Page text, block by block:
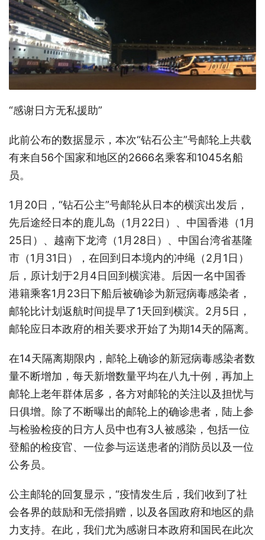
“感谢日方无私援助”
此前公布的数据显示，本次“钻石公主”号邮轮上共载
有来自56个国家和地区的2666名乘客和1045名船
员。
1月20日，“钻石公主”号邮轮从日本的横滨出发后，
先后途经日本的鹿儿岛（1月22日）、中国香港（1月
25日）、越南下龙湾（1月28日）、中国台湾省基隆
市（1月31日），在回到日本境内的冲绳（2月1日）
后，原计划于2月4日回到横滨港。后因一名中国香
港籍乘客1月23日下船后被确诊为新冠病毒感染者，
邮轮比计划返航时间提早了1天回到横滨。2月5日，
邮轮应日本政府的相关要求开始了为期14天的隔离。
在14天隔离期限内，邮轮上确诊的新冠病毒感染者数
量不断增加，每天新增数量平均在八九十例，再加上
邮轮上老年群体居多，各方对邮轮的关注以及担忧与
日俱增。除了不断曝出的邮轮上的确诊患者，陆上参
与检验检疫的日方人员中也有3人被感染，包括一位
登船的检疫官、一位参与运送患者的消防员以及一位
公务员。
公主邮轮的回复显示，“疫情发生后，我们收到了社
会各界的鼓励和无偿捐赠，以及各国政府和地区的鼎
力支持。在此，我们尤为感谢日本政府和国民在此次